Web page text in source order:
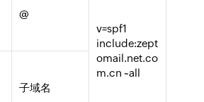
@
v=spf1
include:zept
omail.net.co
m.cn ~all
子域名